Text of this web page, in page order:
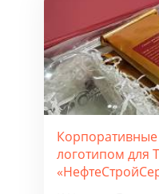
логотипом для